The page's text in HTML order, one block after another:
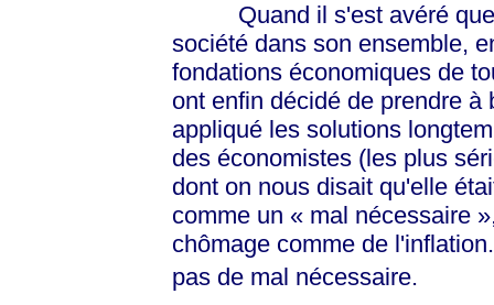
Quand il s'est avéré que
société dans son ensemble,
fondations économiques de
ont enfin décidé de prendre
appliqué les solutions
des économistes (les plus
dont on nous disait qu'elle
comme un « mal nécessaire »
chômage comme de
pas de mal nécessaire.